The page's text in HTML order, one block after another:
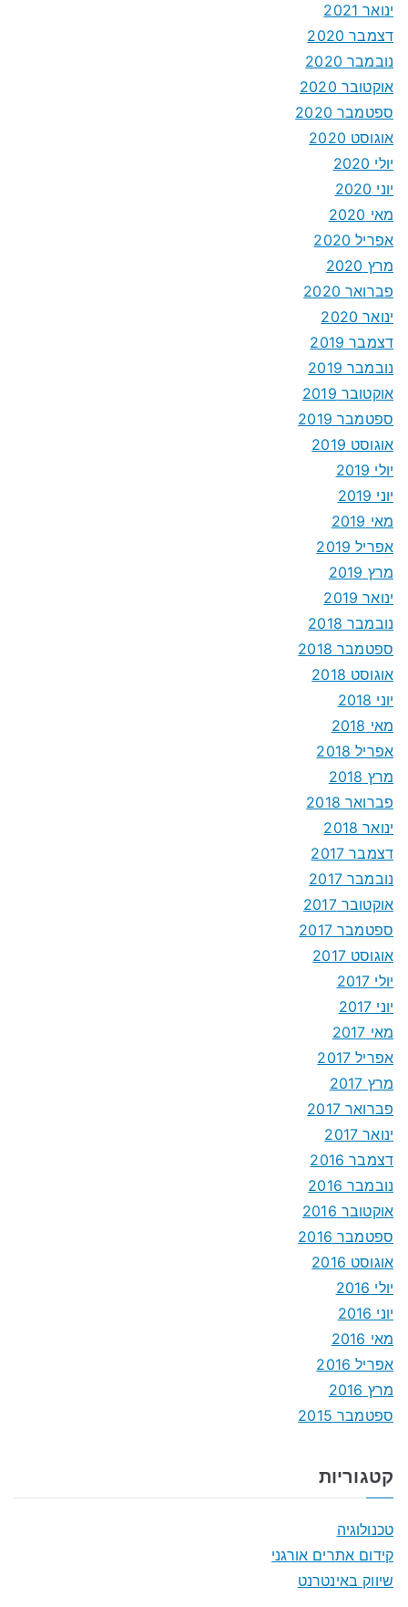
ינואר 2021
דצמבר 2020
נובמבר 2020
אוקטובר 2020
ספטמבר 2020
אוגוסט 2020
יולי 2020
יוני 2020
מאי 2020
אפריל 2020
מרץ 2020
פברואר 2020
ינואר 2020
דצמבר 2019
נובמבר 2019
אוקטובר 2019
ספטמבר 2019
אוגוסט 2019
יולי 2019
יוני 2019
מאי 2019
אפריל 2019
מרץ 2019
ינואר 2019
נובמבר 2018
ספטמבר 2018
אוגוסט 2018
יוני 2018
מאי 2018
אפריל 2018
מרץ 2018
פברואר 2018
ינואר 2018
דצמבר 2017
נובמבר 2017
אוקטובר 2017
ספטמבר 2017
אוגוסט 2017
יולי 2017
יוני 2017
מאי 2017
אפריל 2017
מרץ 2017
פברואר 2017
ינואר 2017
דצמבר 2016
נובמבר 2016
אוקטובר 2016
ספטמבר 2016
אוגוסט 2016
יולי 2016
יוני 2016
מאי 2016
אפריל 2016
מרץ 2016
ספטמבר 2015
קטגוריות
טכנולוגיה
קידום אתרים אורגני
שיווק באינטרנט